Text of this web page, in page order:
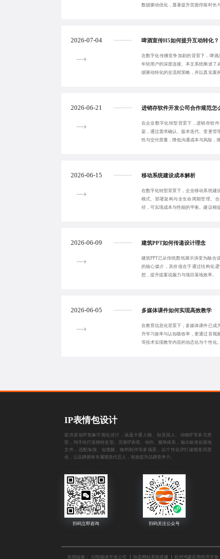
数据驱动优化，显著提升页面停留时长
2026-07-04 啤酒宣传H5如何提升互动转化？
在数字化传播竞争加剧的背景下，啤
年轻用户的深度连接。本文系统阐述了
据驱动转化的全流程策略，并以真实案
2026-06-21 进销存软件开发公司合作规范怎
在企业数字化转型背景下，进销存软
架，通过需求确认、版本迭代、变更管
性与交付质量，降低沟通成本与风险，
2026-06-15 移动系统建设成本解析
在数字化转型背景下，企业移动系统建
模式、部署架构与全生命周期管理。
径，可实现成本与性能的平衡。建议根
2026-06-09 建筑PPT如何传递设计理念
建筑PPT已从传统图纸展示演变为融合
的核心媒介，其价值在于通过结构化
想，提升提案说服力与项目落地效率。
2026-06-05 多媒体课件如何实现高效教学
在教育信息化背景下，多媒体课件已成
升学习效率与认知吸收率，更通过音视
等技术实现教学内容的动态化与个性化
IP表情包设计
提供原创IP形象可视化设计，涵盖卡通人物、创意拟人、动物IP等多元类
型，纯手绘打造独特造型。完善IP表情、动作、服饰体系，输出标准化落地
文件，适配海报、短视频、物料制作等多场景。以个性化IP打破视觉同质
化，让品牌拥有专属视觉代言人，有效提升品牌竞争力。
友情链接： AI智能体开发公司 拍卖网站系统搭建 杭州鸿蒙应用程序开发